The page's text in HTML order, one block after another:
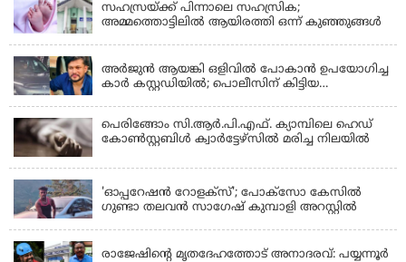
സഹസ്രയ്ക്ക് പിന്നാലെ സഹസ്രിക;
അമ്മത്തൊട്ടിലില്‍ ആയിരത്തി ഒന്ന് കുഞ്ഞുങ്ങള്‍
അർജുൻ ആയങ്കി ഒളിവിൽ പോകാൻ ഉപയോഗിച്ച
കാർ കസ്റ്റഡിയിൽ; പൊലീസിന് കിട്ടിയ
പെരിങ്ങോം സി.ആർ.പി.എഫ്. ക്യാമ്പിലെ ഹെഡ്
കോൺസ്റ്റബിൾ ക്വാർട്ടേഴ്സിൽ മരിച്ച നിലയിൽ
'ഓപ്പറേഷൻ റോളക്സ്'; പോക്സോ കേസിൽ
ഗുണ്ടാ തലവൻ സാഗേഷ് കുമ്പാളി അറസ്റ്റിൽ
രാജേഷിന്റെ മൃതദേഹത്തോട് അനാദരവ്: പയ്യന്നൂർ